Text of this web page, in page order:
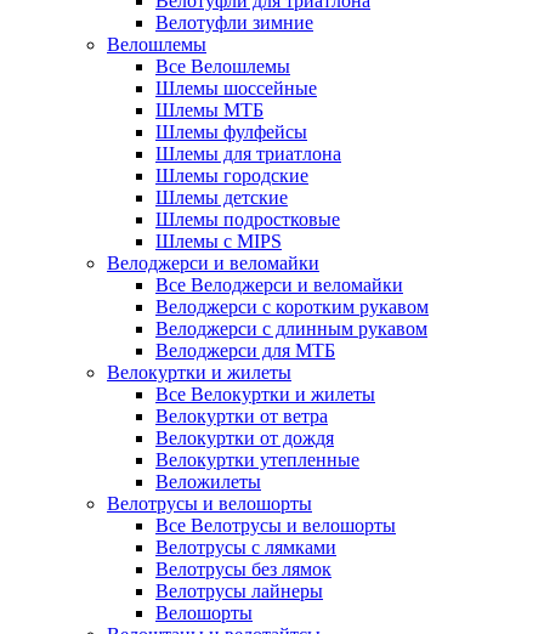
Велотуфли зимние
Велошлемы
Все Велошлемы
Шлемы шоссейные
Шлемы МТБ
Шлемы фулфейсы
Шлемы для триатлона
Шлемы городские
Шлемы детские
Шлемы подростковые
Шлемы с MIPS
Велоджерси и веломайки
Все Велоджерси и веломайки
Велоджерси с коротким рукавом
Велоджерси с длинным рукавом
Велоджерси для МТБ
Велокуртки и жилеты
Все Велокуртки и жилеты
Велокуртки от ветра
Велокуртки от дождя
Велокуртки утепленные
Веложилеты
Велотрусы и велошорты
Все Велотрусы и велошорты
Велотрусы с лямками
Велотрусы без лямок
Велотрусы лайнеры
Велошорты